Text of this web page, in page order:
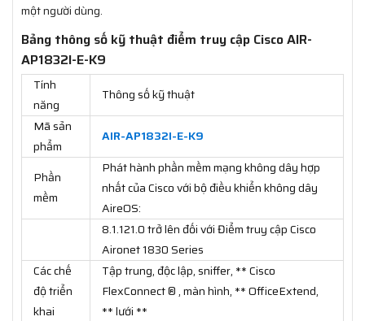
một người dùng.
Bảng thông số kỹ thuật điểm truy cập Cisco AIR-
AP1832I-E-K9
Tính
năng
Thông số kỹ thuật
Mã sản
phẩm
AIR-AP1832I-E-K9
Phần
mềm
Phát hành phần mềm mạng không dây hợp
nhất của Cisco với bộ điều khiển không dây
AireOS:
8.1.121.0 trở lên đối với Điểm truy cập Cisco
Aironet 1830 Series
Các chế
độ triển
khai
Tập trung, độc lập, sniffer, ** Cisco
FlexConnect ® , màn hình, ** OfficeExtend,
** lưới **